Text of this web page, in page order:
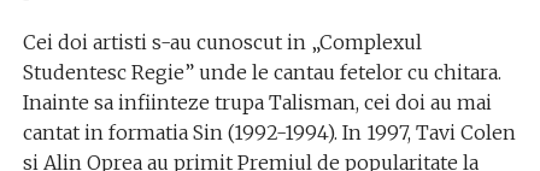
Cei doi artisti s-au cunoscut in „Complexul
Studentesc Regie” unde le cantau fetelor cu chitara.
Inainte sa infiinteze trupa Talisman, cei doi au mai
cantat in formatia Sin (1992-1994). In 1997, Tavi Colen
si Alin Oprea au primit Premiul de popularitate la